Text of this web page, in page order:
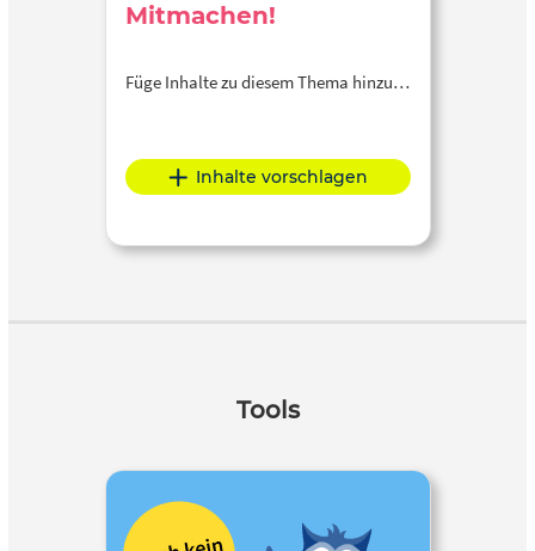
Mitmachen!
Füge Inhalte zu diesem Thema hinzu…
Inhalte vorschlagen
Tools